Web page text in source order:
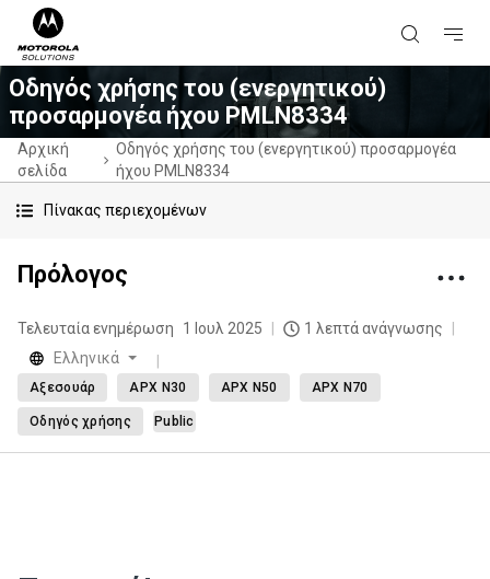
Οδηγός χρήσης του (ενεργητικού)
προσαρμογέα ήχου PMLN8334
Αρχική
σελίδα
Οδηγός χρήσης του (ενεργητικού) προσαρμογέα
ήχου PMLN8334
Πίνακας περιεχομένων
Πρόλογος
Τελευταία ενημέρωση 1 Ιουλ 2025
1 λεπτά ανάγνωσης
Eλληνικά
Αξεσουάρ APX N30 APX N50 APX N70
Οδηγός χρήσης Public